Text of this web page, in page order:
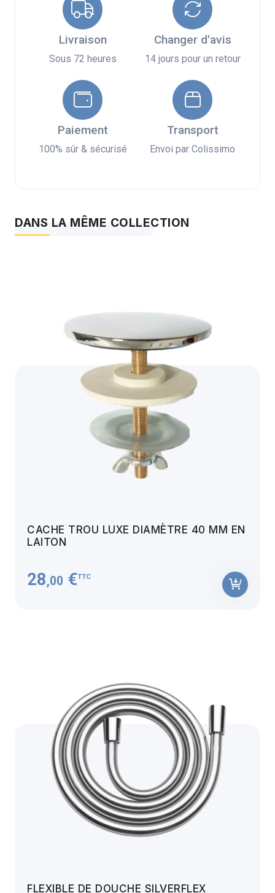
Livraison
Sous 72 heures
Changer d'avis
14 jours pour un retour
Paiement
100% sûr & sécurisé
Transport
Envoi par Colissimo
DANS LA MÊME COLLECTION
CACHE TROU LUXE DIAMÈTRE 40 MM EN
LAITON
28,00 €TTC
FLEXIBLE DE DOUCHE SILVERFLEX